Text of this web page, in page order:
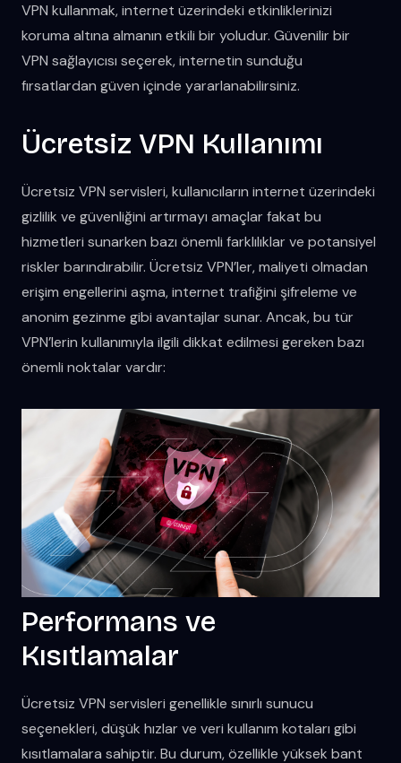
VPN kullanmak, internet üzerindeki etkinliklerinizi
koruma altına almanın etkili bir yoludur. Güvenilir bir
VPN sağlayıcısı seçerek, internetin sunduğu
fırsatlardan güven içinde yararlanabilirsiniz.
Ücretsiz VPN Kullanımı
Ücretsiz VPN servisleri, kullanıcıların internet üzerindeki
gizlilik ve güvenliğini artırmayı amaçlar fakat bu
hizmetleri sunarken bazı önemli farklılıklar ve potansiyel
riskler barındırabilir. Ücretsiz VPN’ler, maliyeti olmadan
erişim engellerini aşma, internet trafiğini şifreleme ve
anonim gezinme gibi avantajlar sunar. Ancak, bu tür
VPN’lerin kullanımıyla ilgili dikkat edilmesi gereken bazı
önemli noktalar vardır:
Performans ve
Kısıtlamalar
Ücretsiz VPN servisleri genellikle sınırlı sunucu
seçenekleri, düşük hızlar ve veri kullanım kotaları gibi
kısıtlamalara sahiptir. Bu durum, özellikle yüksek bant